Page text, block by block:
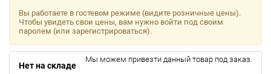
Вы работаете в гостевом режиме (видите розничные цены).
Чтобы увидеть свои цены, вам нужно войти под своим
паролем (или зарегистрироваться).
Нет на складе
Мы можем привезти данный товар под заказ.